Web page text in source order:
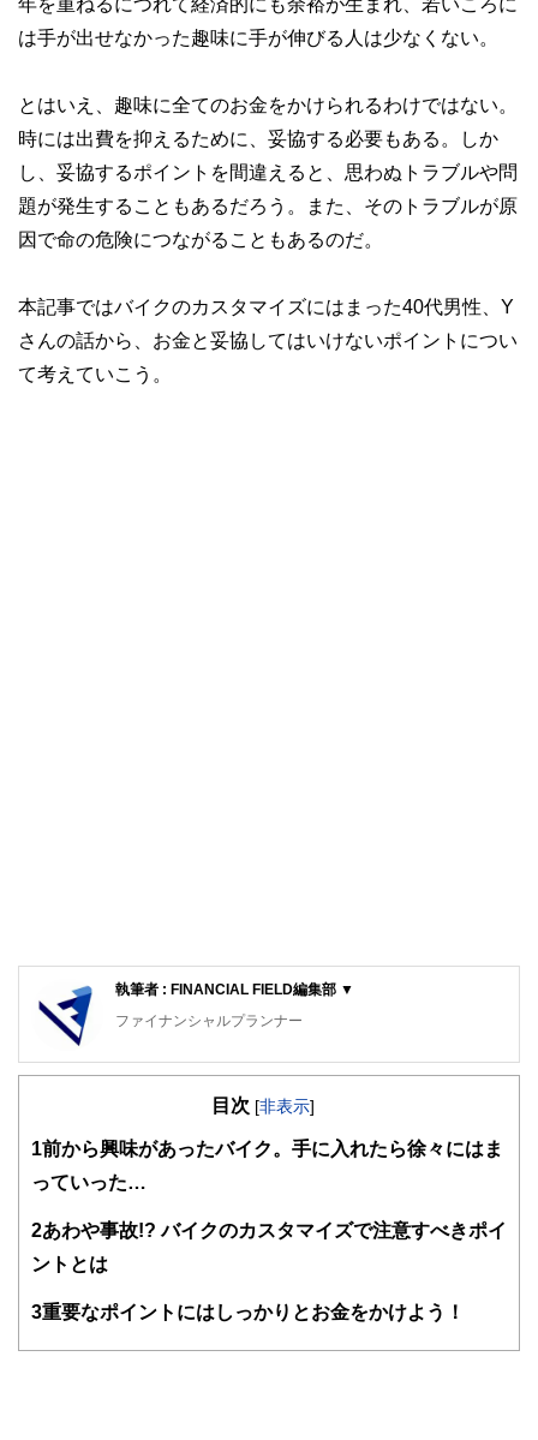
は手が出せなかった趣味に手が伸びる人は少なくない。
とはいえ、趣味に全てのお金をかけられるわけではない。
時には出費を抑えるために、妥協する必要もある。しか
し、妥協するポイントを間違えると、思わぬトラブルや問
題が発生することもあるだろう。また、そのトラブルが原
因で命の危険につながることもあるのだ。
本記事ではバイクのカスタマイズにはまった40代男性、Y
さんの話から、お金と妥協してはいけないポイントについ
て考えていこう。
執筆者 : FINANCIAL FIELD編集部 ▼
ファイナンシャルプランナー
FinancialField編集部は、金融、経済に関する記事を、日々
知識がない方でも理解できるようわかりやすく発信していま
得者を中心に「お金や暮らし」に関する書籍・雑誌の編集経
関わることで、読者目線のコンテンツを追求しています。
ドバイザー、DCプランナー、公認会計士、社会保険労務
目次 [非表示]
1前から興味があったバイク。手に入れたら徐々にはま
っていった…
2あわや事故!? バイクのカスタマイズで注意すべきポイ
ントとは
3重要なポイントにはしっかりとお金をかけよう！